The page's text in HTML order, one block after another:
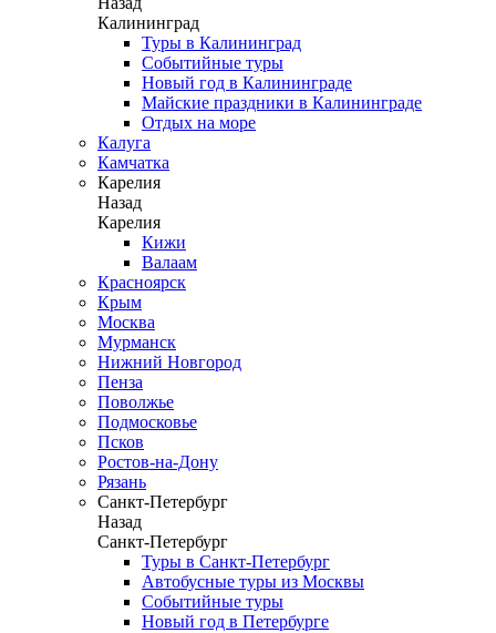
Калининград
Туры в Калининград
Событийные туры
Новый год в Калининграде
Майские праздники в Калининграде
Отдых на море
Калуга
Камчатка
Карелия
Назад
Карелия
Кижи
Валаам
Красноярск
Крым
Москва
Мурманск
Нижний Новгород
Пенза
Поволжье
Подмосковье
Псков
Ростов-на-Дону
Рязань
Санкт-Петербург
Назад
Санкт-Петербург
Туры в Санкт-Петербург
Автобусные туры из Москвы
Событийные туры
Новый год в Петербурге